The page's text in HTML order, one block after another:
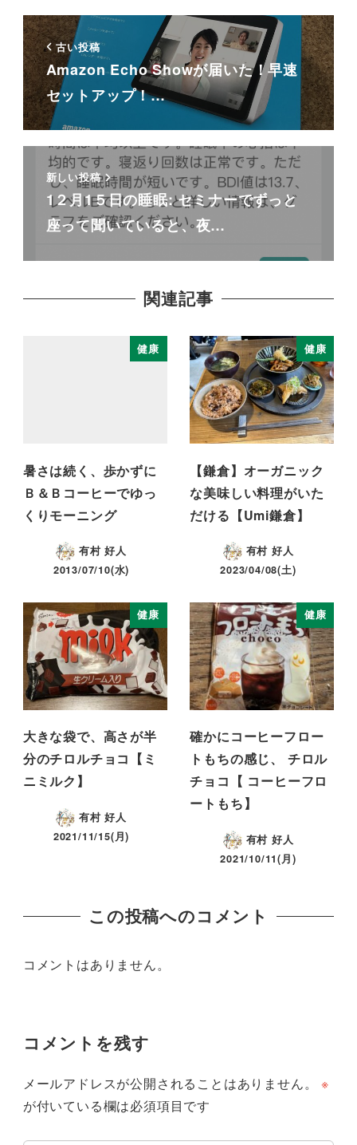
古い投稿
Amazon Echo Showが届いた！早速
セットアップ！…
新しい投稿
1２月1５日の睡眠: セミナーでずっと
座って聞いていると、夜…
関連記事
健康
暑さは続く、歩かずに
Ｂ＆Ｂコーヒーでゆっ
くりモーニング
有村 好人
2013/07/10(水)
健康
【鎌倉】オーガニック
な美味しい料理がいた
だける【Umi鎌倉】
有村 好人
2023/04/08(土)
健康
大きな袋で、高さが半
分のチロルチョコ【ミ
ニミルク】
有村 好人
2021/11/15(月)
健康
確かにコーヒーフロー
トもちの感じ、 チロル
チョコ【 コーヒーフロ
ートもち】
有村 好人
2021/10/11(月)
この投稿へのコメント
コメントはありません。
コメントを残す
メールアドレスが公開されることはありません。
※
が付いている欄は必須項目です